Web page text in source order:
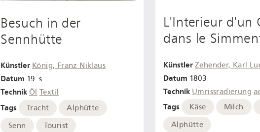
Besuch in der
Sennhütte
Künstler König, Franz Niklaus
Datum 19. s.
Technik Öl Textil
Tags Tracht
Alphütte
Senn
Tourist
L'Interieur d'un
dans le
Künstler Zehender, Karl
Datum 1803
Technik Umrissradierung
Tags Käse Milch
Alphütte